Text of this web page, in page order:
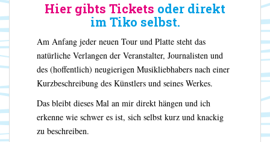
Hier gibts Tickets oder direkt
im Tiko selbst.
Am Anfang jeder neuen Tour und Platte steht das
natürliche Verlangen der Veranstalter, Journalisten und
des (hoffentlich) neugierigen Musikliebhabers nach einer
Kurzbeschreibung des Künstlers und seines Werkes.
Das bleibt dieses Mal an mir direkt hängen und ich
erkenne wie schwer es ist, sich selbst kurz und knackig
zu beschreiben.